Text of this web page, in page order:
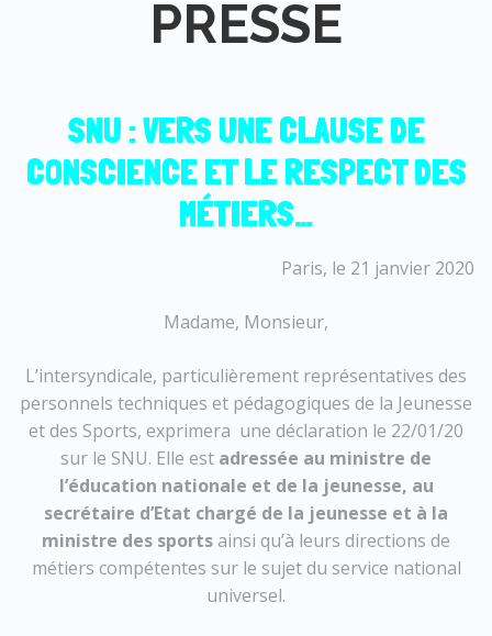
PRESSE
SNU : VERS UNE CLAUSE DE
CONSCIENCE ET LE RESPECT DES
MÉTIERS…
Paris, le 21 janvier 2020
Madame, Monsieur,
L’intersyndicale, particulièrement représentatives des
personnels techniques et pédagogiques de la Jeunesse
et des Sports, exprimera une déclaration le 22/01/20
sur le SNU. Elle est adressée au ministre de
l’éducation nationale et de la jeunesse, au
secrétaire d’Etat chargé de la jeunesse et à la
ministre des sportsainsi qu’à leurs directions de
métiers compétentes sur le sujet du service national
universel.